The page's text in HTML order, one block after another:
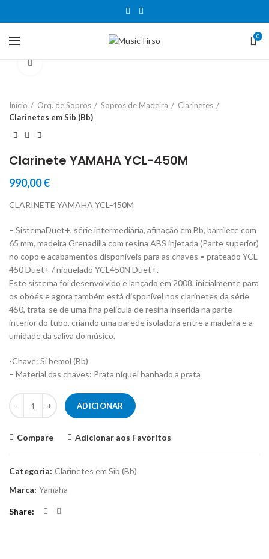
0
Início Orq. de Sopros Sopros de Madeira
Clarinetes
Clarinetes em Sib (Bb)
Clarinete YAMAHA YCL-450M
990,00€
CLARINETE YAMAHA YCL-450M
– SistemaDuet+, série intermediária, afinação em Bb, barrilete com
65 mm, madeira Grenadilla com resina ABS injetada (Parte superior)
no copo e acabamentos disponíveis para as chaves = prateado YCL-
450 Duet+ / niquelado YCL450N Duet+.
Este sistema foi desenvolvido e lançado em 2008, inicialmente para
os oboés e agora também está disponível nos clarinetes da série
450, trata-se de uma fina película de resina inserida na parte
interior do tubo, criando uma parede isoladora entre a madeira e a
umidade da saliva do músico.
-Chave: Si bemol (Bb)
– Material das chaves: Prata níquel banhado a prata
Quantidade de Clarinete YAMAHA YCL-450M
ADICIONAR
Compare Adicionar aos Favoritos
Categoria: Clarinetes em Sib (Bb)
Marca: Yamaha
Share